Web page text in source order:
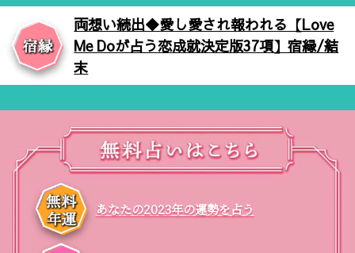
両想い続出◆愛し愛され報われる【Love
Me Doが占う恋成就決定版37項】宿縁/結
末
あなたの2023年の運勢を占う